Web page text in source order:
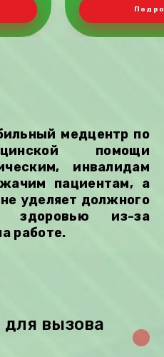
медцентр по
помощи
инвалидам
пациентам, а
уделяет должного
здоровью из-за
работе.
вызова